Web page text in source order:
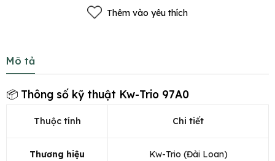
Thêm vào yêu thích
Mô tả
📦 Thông số kỹ thuật Kw-Trio 97A0
Thuộc tính Chi tiết
Thương hiệu Kw-Trio (Đài Loan)